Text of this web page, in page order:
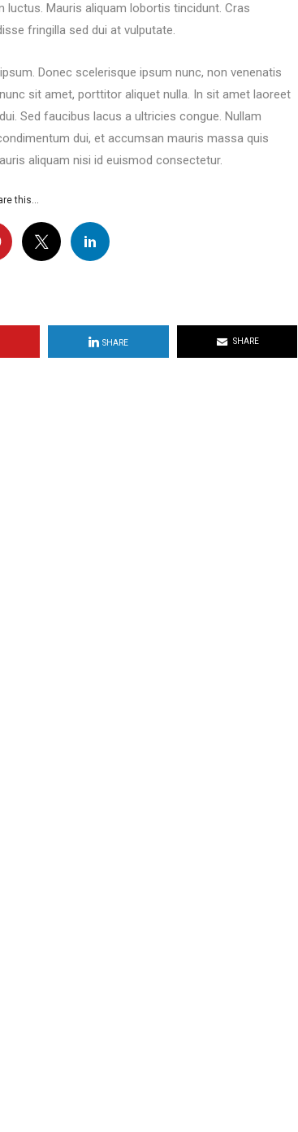
Mauris aliquam lobortis tincidunt. Cras
fringilla sed dui at vulputate.
Donec scelerisque ipsum nunc, non venenatis
sit amet, porttitor aliquet nulla. In sit amet laoreet
Sed faucibus lacus a ultricies congue. Nullam
dui, et accumsan mauris massa quis
aliquam nisi id euismod consectetur.
this...
SHARE SHARE